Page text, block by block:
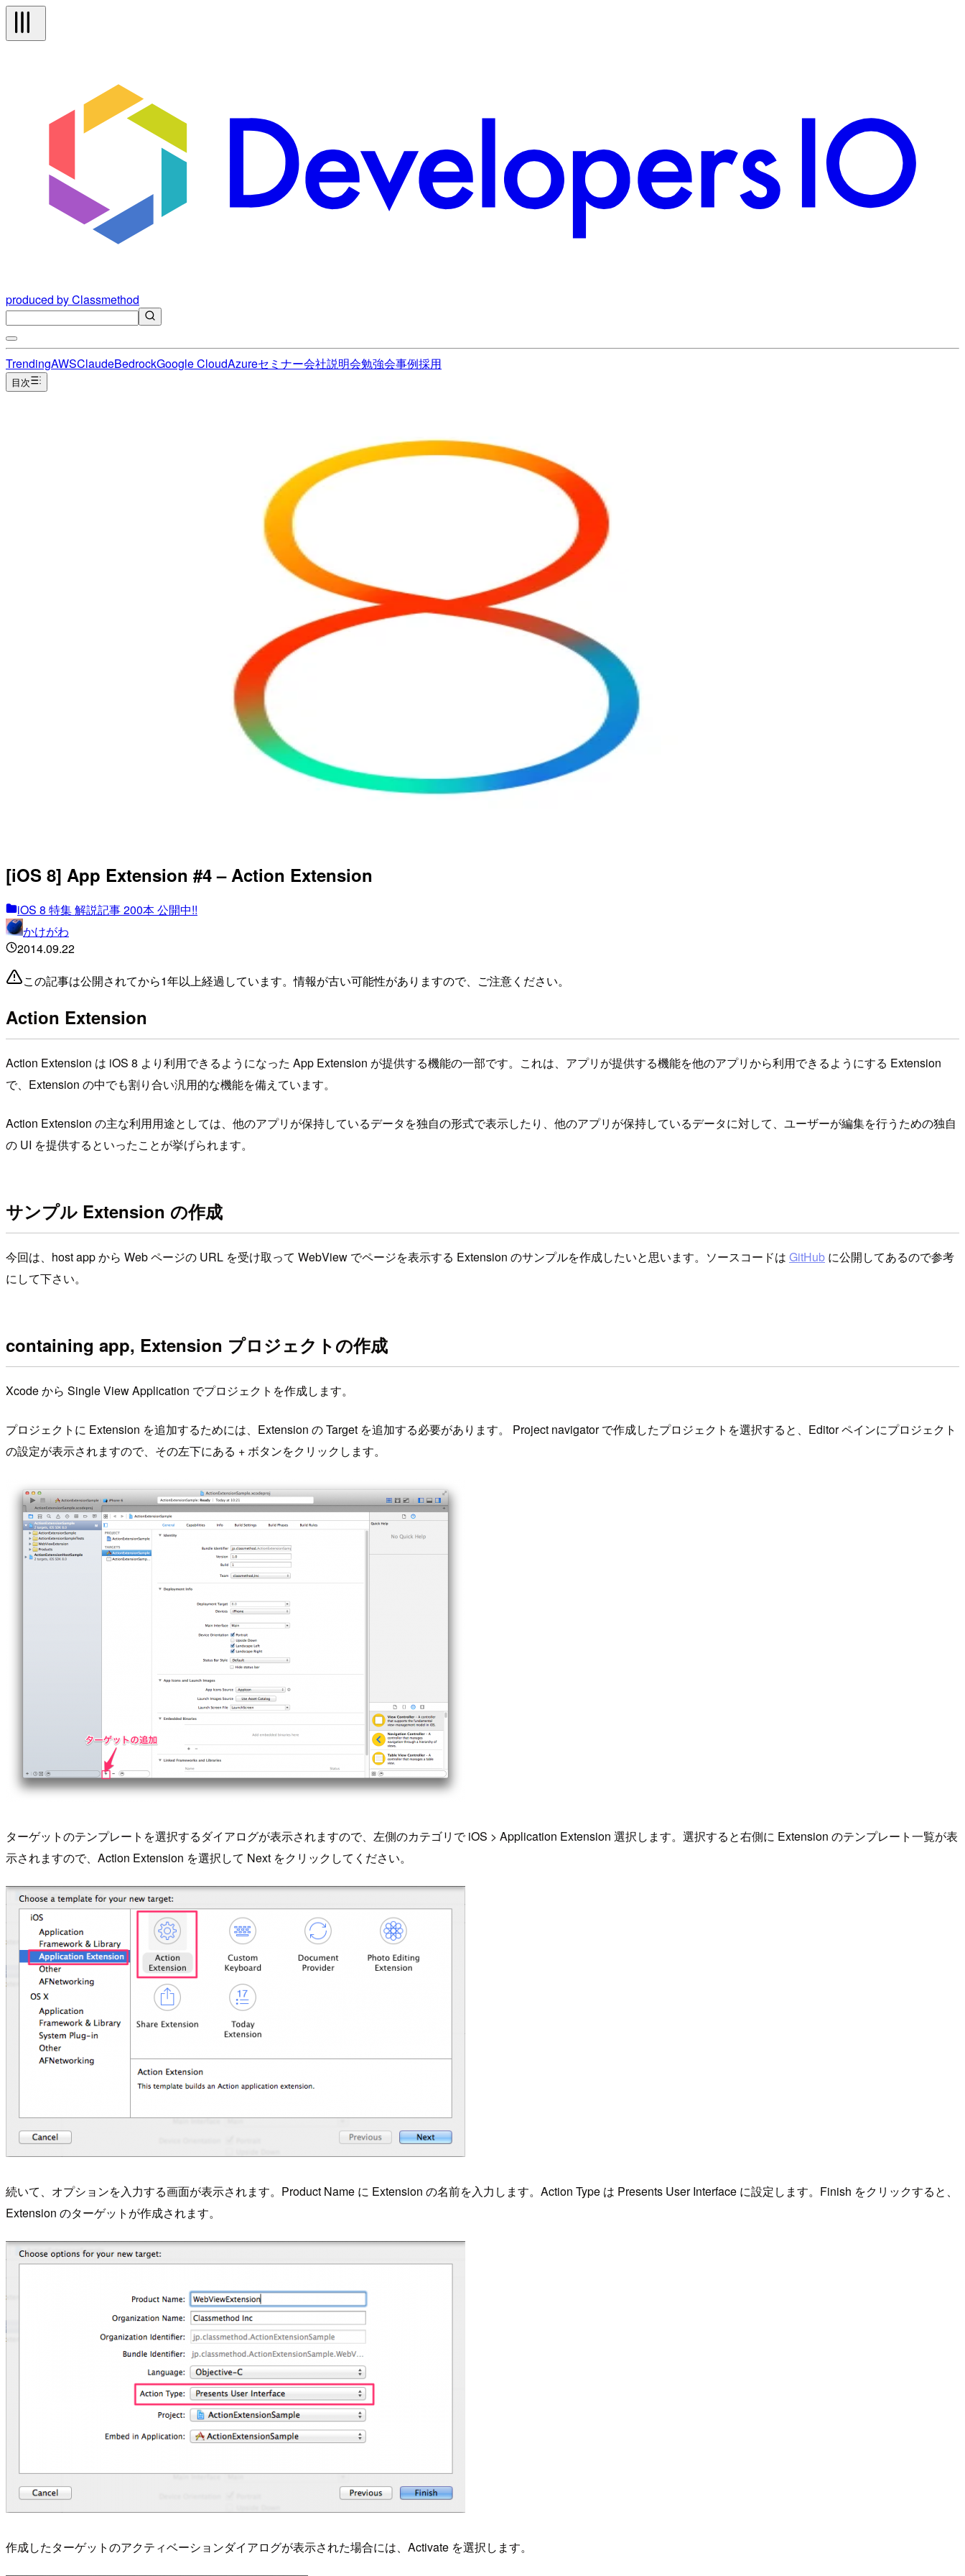
produced by Classmethod
TrendingAWSClaudeBedrockGoogle CloudAzureセミナー会社説明会勉強会事例採用
目次
[iOS 8] App Extension #4 – Action Extension
iOS 8 特集 解説記事 200本 公開中!!
かけがわ
2014.09.22
この記事は公開されてから1年以上経過しています。情報が古い可能性がありますので、ご注意ください。
Action Extension
Action Extension は iOS 8 より利用できるようになった App Extension が提供する機能の一部です。これは、アプリが提供する機能を他のアプリから利用できるようにする Extension
で、Extension の中でも割り合い汎用的な機能を備えています。
Action Extension の主な利用用途としては、他のアプリが保持しているデータを独自の形式で表示したり、他のアプリが保持しているデータに対して、ユーザーが編集を行うための独自
の UI を提供するといったことが挙げられます。
サンプル Extension の作成
今回は、host app から Web ページの URL を受け取って WebView でページを表示する Extension のサンプルを作成したいと思います。ソースコードは GitHub に公開してあるので参考
にして下さい。
containing app, Extension プロジェクトの作成
Xcode から Single View Application でプロジェクトを作成します。
プロジェクトに Extension を追加するためには、Extension の Target を追加する必要があります。 Project navigator で作成したプロジェクトを選択すると、Editor ペインにプロジェクト
の設定が表示されますので、その左下にある + ボタンをクリックします。
ターゲットのテンプレートを選択するダイアログが表示されますので、左側のカテゴリで iOS > Application Extension 選択します。選択すると右側に Extension のテンプレート一覧が表
示されますので、Action Extension を選択して Next をクリックしてください。
続いて、オプションを入力する画面が表示されます。Product Name に Extension の名前を入力します。Action Type は Presents User Interface に設定します。Finish をクリックすると、
Extension のターゲットが作成されます。
作成したターゲットのアクティベーションダイアログが表示された場合には、Activate を選択します。